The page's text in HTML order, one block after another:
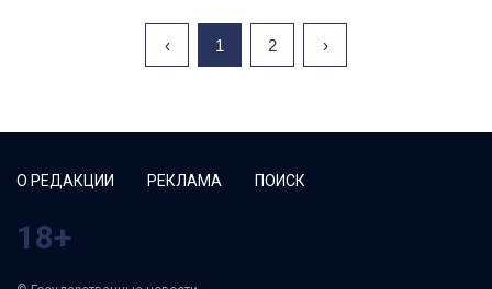
‹ 1 2 ›
О РЕДАКЦИИ РЕКЛАМА ПОИСК
18+